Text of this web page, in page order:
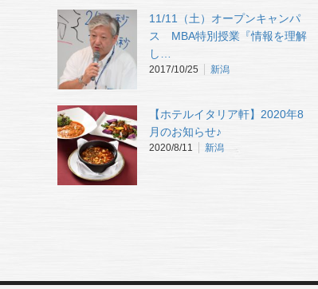
11/11（土）オープンキャンパ
ス MBA特別授業『情報を理解
し…
2017/10/25 新潟
【ホテルイタリア軒】2020年8
月のお知らせ♪
2020/8/11 新潟